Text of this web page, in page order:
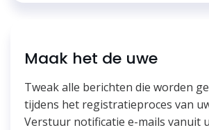
Maak het de uwe
Tweak alle berichten die worden
tijdens het registratieproces van
Verstuur notificatie e-mails vanuit